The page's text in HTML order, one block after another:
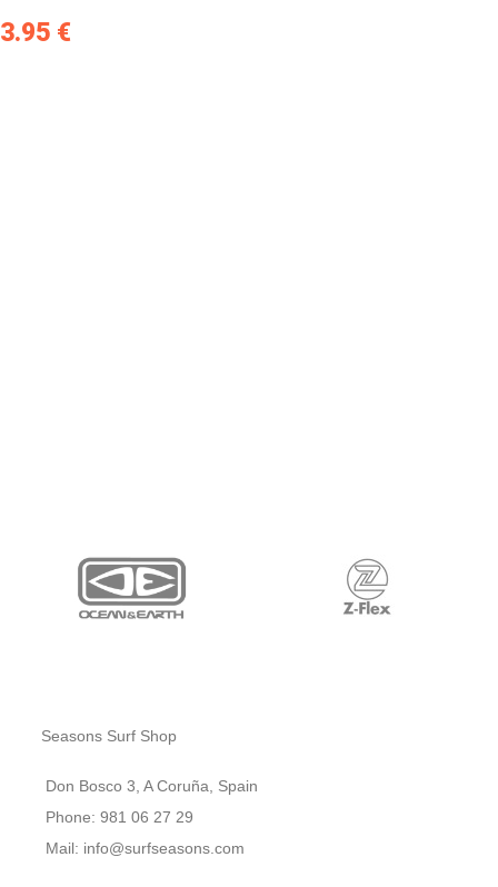
3.95 €
Seasons Surf Shop
Don Bosco 3, A Coruña, Spain
Phone: 981 06 27 29
Mail: info@surfseasons.com